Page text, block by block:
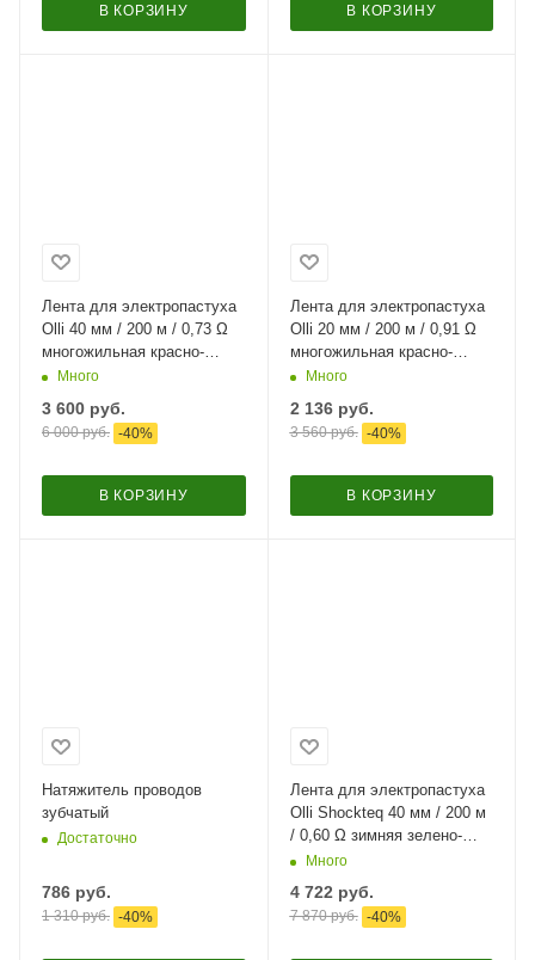
В КОРЗИНУ В КОРЗИНУ
Лента для электропастуха
Olli 40 мм / 200 м / 0,73 Ω
многожильная красно-
белая
Много
3 600 руб.
6 000руб. -40%
В КОРЗИНУ
Лента для электропастуха
Olli 20 мм / 200 м / 0,91 Ω
многожильная красно-
белая
Много
2 136руб.
3 560руб. -40%
В КОРЗИНУ
Натяжитель проводов
зубчатый
Достаточно
786 руб.
1 310руб. -40%
Лента для электропастуха
Olli Shockteq 40 мм / 200 м
/ 0,60 Ω зимняя зелено-
белая
Много
4 722 руб.
7 870руб. -40%